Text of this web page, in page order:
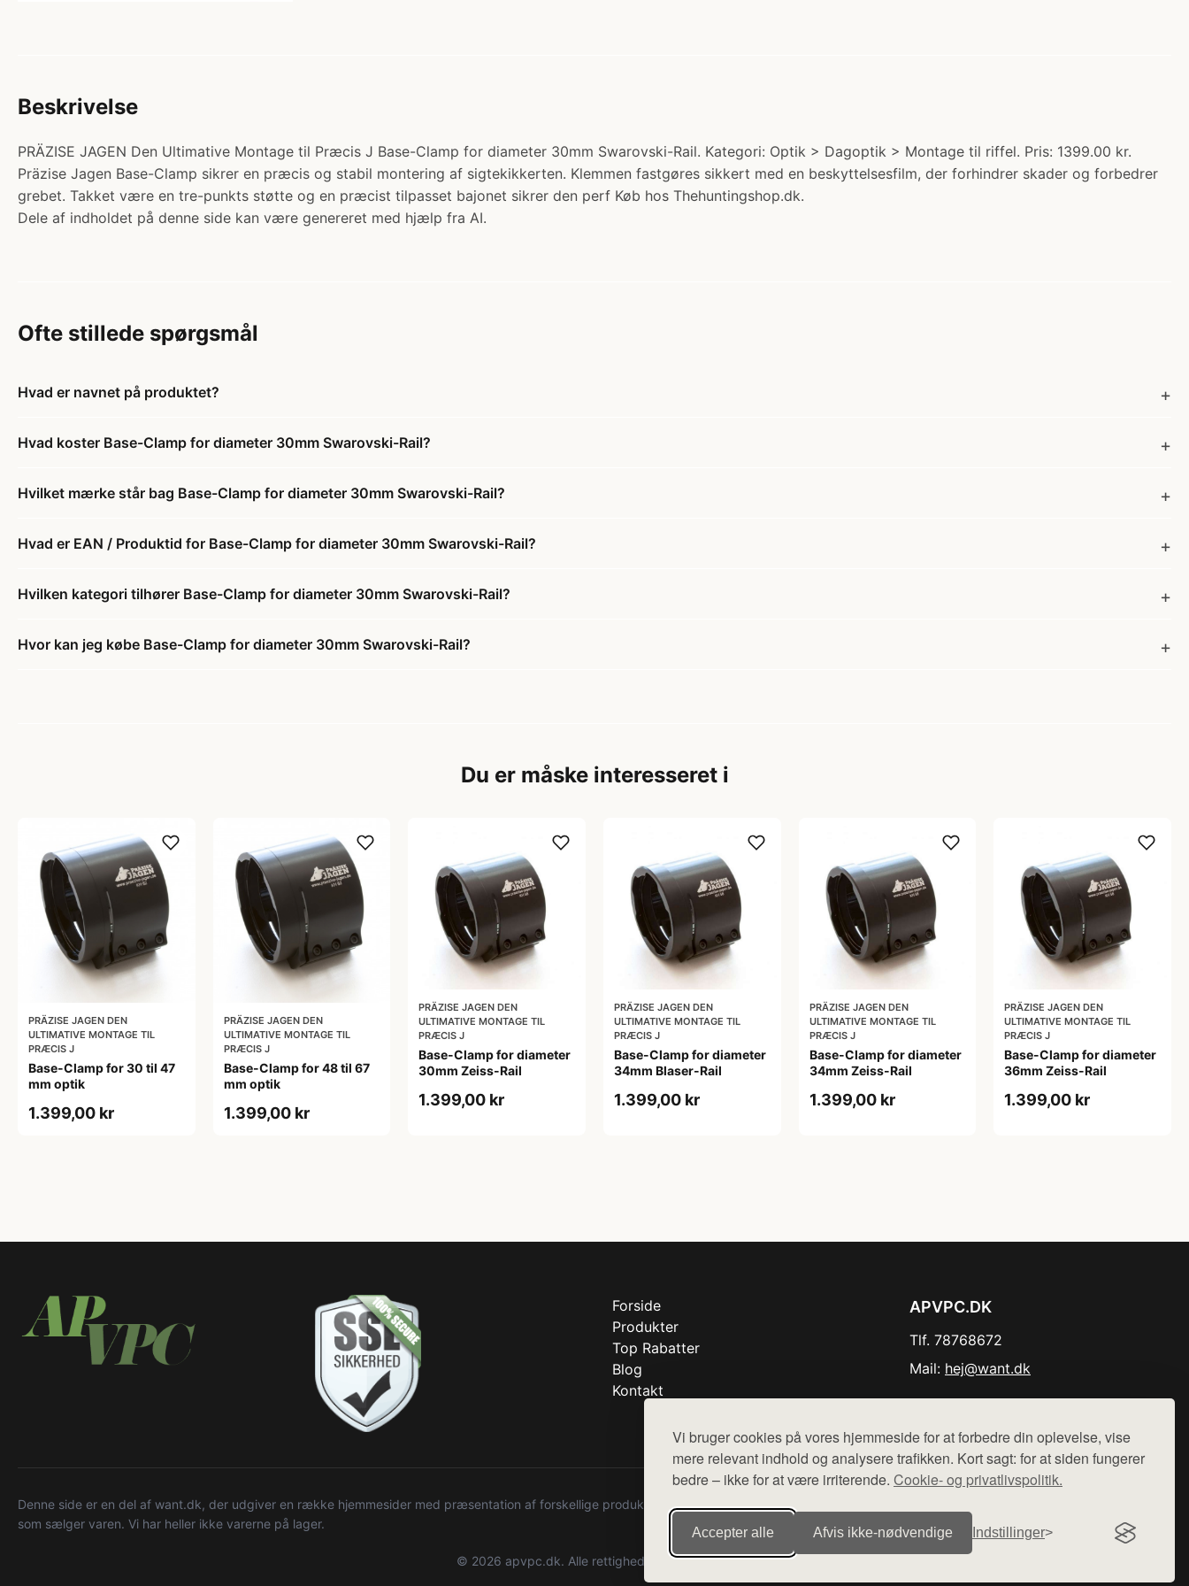
Vi bruger cookies på vores hjemmeside for at forbedre din oplevelse, vise
mere relevant indhold og analysere trafikken. Kort sagt: for at siden fungerer
bedre – ikke for at være irriterende. Cookie- og privatlivspolitik.
Accepter alle Afvis ikke‑nødvendige Indstillinger
Beskrivelse
PRÄZISE JAGEN Den Ultimative Montage til Præcis J Base-Clamp for diameter 30mm Swarovski-Rail. Kategori: Optik > Dagoptik > Montage til riffel. Pris: 1399.00 kr.
Präzise Jagen Base-Clamp sikrer en præcis og stabil montering af sigtekikkerten. Klemmen fastgøres sikkert med en beskyttelsesfilm, der forhindrer skader og forbedrer
grebet. Takket være en tre-punkts støtte og en præcist tilpasset bajonet sikrer den perf Køb hos Thehuntingshop.dk.
Dele af indholdet på denne side kan være genereret med hjælp fra AI.
Ofte stillede spørgsmål
Hvad er navnet på produktet?
Hvad koster Base-Clamp for diameter 30mm Swarovski-Rail?
Hvilket mærke står bag Base-Clamp for diameter 30mm Swarovski-Rail?
Hvad er EAN / Produktid for Base-Clamp for diameter 30mm Swarovski-Rail?
Hvilken kategori tilhører Base-Clamp for diameter 30mm Swarovski-Rail?
Hvor kan jeg købe Base-Clamp for diameter 30mm Swarovski-Rail?
Du er måske interesseret i
PRÄZISE JAGEN DEN
ULTIMATIVE MONTAGE TIL
PRÆCIS J
Base-Clamp for 30 til 47
mm optik
1.399,00 kr
PRÄZISE JAGEN DEN
ULTIMATIVE MONTAGE TIL
PRÆCIS J
Base-Clamp for 48 til 67
mm optik
1.399,00 kr
PRÄZISE JAGEN DEN
ULTIMATIVE MONTAGE TIL
PRÆCIS J
Base-Clamp for diameter
30mm Zeiss-Rail
1.399,00 kr
PRÄZISE JAGEN DEN
ULTIMATIVE MONTAGE TIL
PRÆCIS J
Base-Clamp for diameter
34mm Blaser-Rail
1.399,00 kr
PRÄZISE JAGEN DEN
ULTIMATIVE MONTAGE TIL
PRÆCIS J
Base-Clamp for diameter
34mm Zeiss-Rail
1.399,00 kr
PRÄZISE JAGEN DEN
ULTIMATIVE MONTAGE TIL
PRÆCIS J
Base-Clamp for diameter
36mm Zeiss-Rail
1.399,00 kr
Forside
Produkter
Top Rabatter
Blog
Kontakt
APVPC.DK
Tlf. 78768672
Mail: hej@want.dk
Denne side er en del af want.dk, der udgiver en række hjemmesider med præsentation af forskellige produkter fra diverse webshops. Der sælges ikke varer fra denne side - vi henviser til de shops,
som sælger varen. Vi har heller ikke varerne på lager.
© 2026 apvpc.dk. Alle rettigheder forbeholdes.